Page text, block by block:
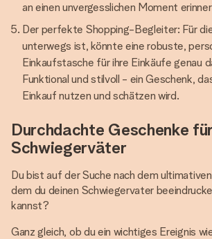
an einen unvergesslichen Moment
Der perfekte Shopping-Begleiter: Für
unterwegs ist, könnte eine robuste,
Einkaufstasche für ihre Einkäufe genau
Funktional und stilvoll - ein Geschenk,
Einkauf nutzen und schätzen wird.
Durchdachte Geschenke
Schwiegerväter
Du bist auf der Suche nach dem
dem du deinen Schwiegervater
kannst?
Ganz gleich, ob du ein wichtiges Ereignis